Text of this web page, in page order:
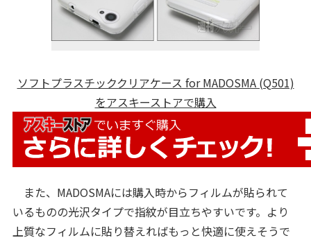
ソフトプラスチッククリアケース for MADOSMA (Q501)
をアスキーストアで購入
また、MADOSMAには購入時からフィルムが貼られて
いるものの光沢タイプで指紋が目立ちやすいです。より
上質なフィルムに貼り替えればもっと快適に使えそうで